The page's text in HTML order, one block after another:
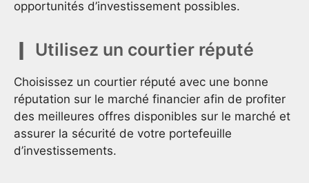
opportunités d’investissement possibles.
Utilisez un courtier réputé
Choisissez un courtier réputé avec une bonne
réputation sur le marché financier afin de profiter
des meilleures offres disponibles sur le marché et
assurer la sécurité de votre portefeuille
d’investissements.